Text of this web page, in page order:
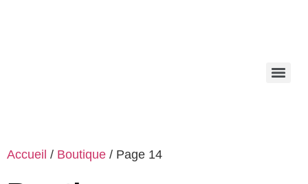
Accueil / Boutique / Page 14